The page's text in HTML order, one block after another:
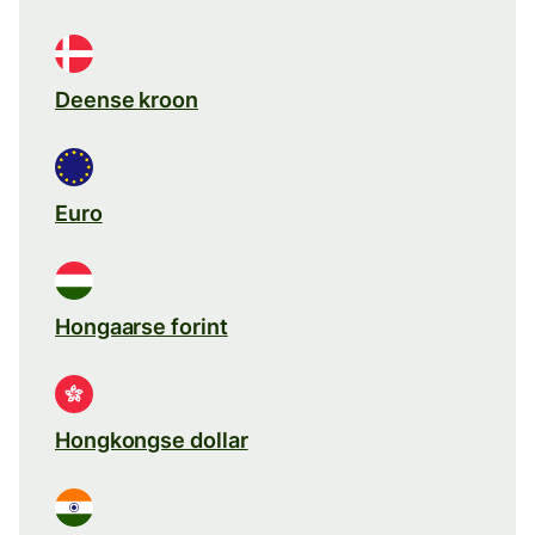
Deense kroon
Euro
Hongaarse forint
Hongkongse dollar